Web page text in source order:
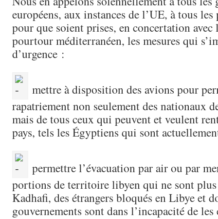
européens, aux instances de l’UE, à tous
pour que soient prises, en concertation avec
pourtour méditerranéen, les mesures qui
d’urgence :
mettre à disposition des avions pour
rapatriement non seulement des nationaux
mais de tous ceux qui peuvent et veulent
pays, tels les Égyptiens qui sont
permettre l’évacuation par air ou par
portions de territoire libyen qui ne sont
Kadhafi, des étrangers bloqués en Libye et
gouvernements sont dans l’incapacité de les